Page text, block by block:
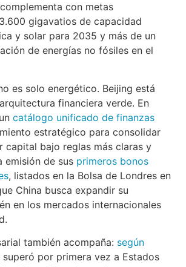
con metas
gigavatios de capacidad
y solar para 2035 y más de un
de energías no fósiles en el
es solo energético. Beijing está
financiera verde. En
catálogo unificado de finanzas
estratégico para consolidar
capital bajo reglas más claras y
emisión de sus primeros bonos
, listados en la Bolsa de Londres en
China busca expandir su
en los mercados internacionales
también acompaña: según
superó por primera vez a Estados